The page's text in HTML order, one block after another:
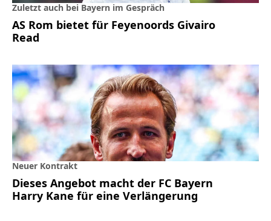
Zuletzt auch bei Bayern im Gespräch
AS Rom bietet für Feyenoords Givairo
Read
Neuer Kontrakt
Dieses Angebot macht der FC Bayern
Harry Kane für eine Verlängerung